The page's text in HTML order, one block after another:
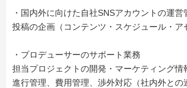
・国内外に向けた自社SNSアカウントの運営
投稿の企画（コンテンツ・スケジュール・ア
・プロデューサーのサポート業務
担当プロジェクトの開発・マーケティング情
進行管理、費用管理、渉外対応（社内外との